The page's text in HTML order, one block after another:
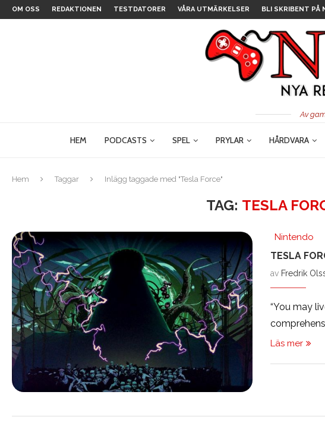
OM OSS REDAKTIONEN TESTDATORER VÅRA UTMÄRKELSER BLI SKRIBENT PÅ
Av
HEM PODCASTS SPEL PRYLAR HÅRDVARA
Hem Taggar Inlägg taggade med "Tesla Force"
TAG: TESLA
Nintendo
TESLA
av Fredrik
“You may
Läs mer